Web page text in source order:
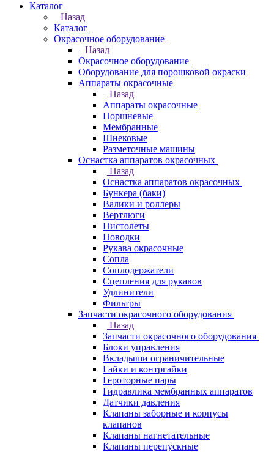
Каталог
Назад
Каталог
Окрасочное оборудование
Назад
Окрасочное оборудование
Оборудование для порошковой окраски
Аппараты окрасочные
Назад
Аппараты окрасочные
Поршневые
Мембранные
Шнековые
Разметочные машины
Оснастка аппаратов окрасочных
Назад
Оснастка аппаратов окрасочных
Бункера (баки)
Валики и роллеры
Вертлюги
Пистолеты
Поводки
Рукава окрасочные
Сопла
Соплодержатели
Сцепления для рукавов
Удлинители
Фильтры
Запчасти окрасочного оборудования
Назад
Запчасти окрасочного оборудования
Блоки управления
Вкладыши ограничительные
Гайки и контргайки
Героторные пары
Гидравлика мембранных аппаратов
Датчики давления
Клапаны заборные и корпусы
клапанов
Клапаны нагнетательные
Клапаны перепускные